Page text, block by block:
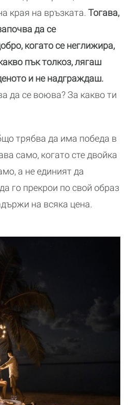
края на връзката. Тогава,
да се
когато се неглижира,
пък толкоз, лягаш
и не надграждаш.
да се воюва? За какво ти
трябва да има победа в
само, когато сте двойка
а не единият да
го прекрои по свой образ
на всяка цена.